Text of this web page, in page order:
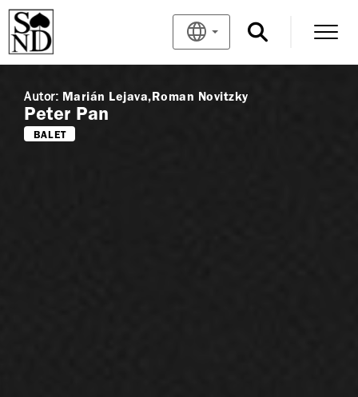
Autor: Marián Lejava Roman Novitzky
Peter Pan
BALET